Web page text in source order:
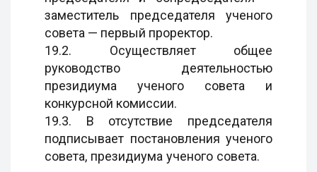
заместитель председателя ученого
совета — первый проректор.
19.2. Осуществляет общее
руководство деятельностью
президиума ученого совета и
конкурсной комиссии.
19.3. В отсутствие председателя
подписывает постановления ученого
совета, президиума ученого совета.